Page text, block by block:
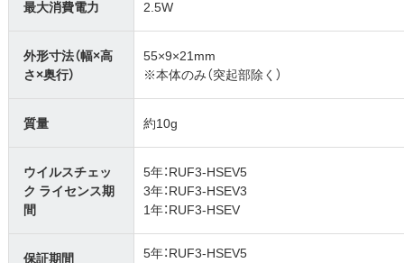
最大消費電力 2.5W
外形寸法（幅×高
さ×奥行）
55×9×21mm
※本体のみ（突起部除く）
質量 約10g
ウイルスチェッ
ク ライセンス期
間
5年：RUF3-HSEV5
3年：RUF3-HSEV3
1年：RUF3-HSEV
保証期間
5年：RUF3-HSEV5